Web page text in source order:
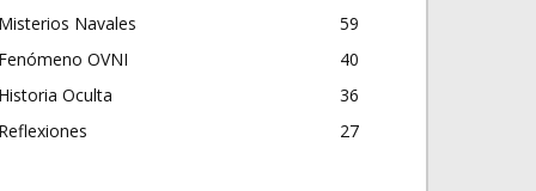
Misterios Navales
59
Fenómeno OVNI
40
Historia Oculta
36
Reflexiones
27